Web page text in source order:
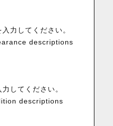
力してください。
descriptions
してください。
descriptions